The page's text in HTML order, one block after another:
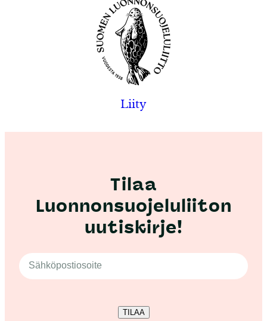
Liity
Tilaa
Luonnonsuojeluliiton
uutiskirje!
TILAA